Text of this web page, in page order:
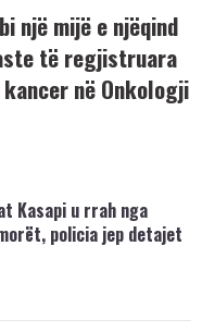
një mijë e njëqind
të regjistruara
kancer në Onkologji
Kasapi u rrah nga
policia jep detajet